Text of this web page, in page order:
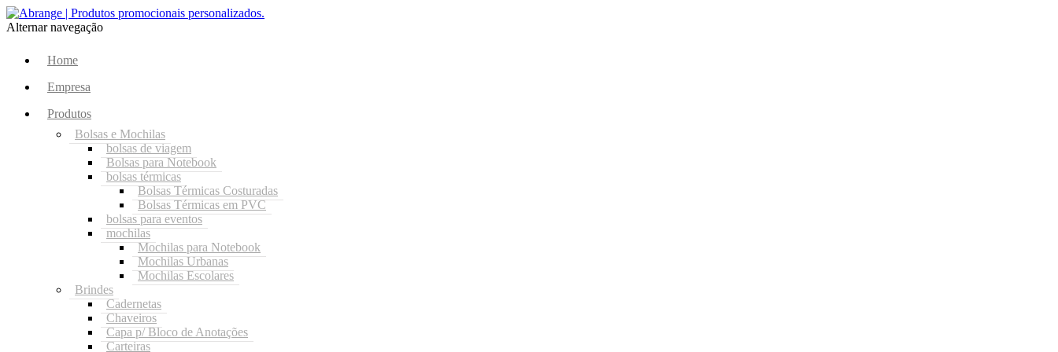
Alternar navegação
Home
Empresa
Produtos
Bolsas e Mochilas
bolsas de viagem
Bolsas para Notebook
bolsas térmicas
Bolsas Térmicas Costuradas
Bolsas Térmicas em PVC
bolsas para eventos
mochilas
Mochilas para Notebook
Mochilas Urbanas
Mochilas Escolares
Brindes
Cadernetas
Chaveiros
Capa p/ Bloco de Anotações
Carteiras